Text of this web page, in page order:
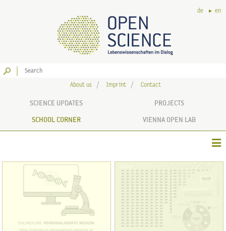
de en
About us Imprint Contact
SCIENCE UPDATES PROJECTS
SCHOOL CORNER VIENNA OPEN LAB